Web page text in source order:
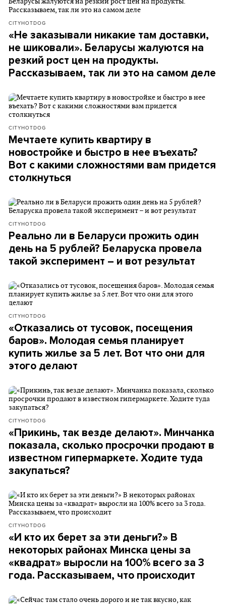
CITYHOTDOG
«Не заказывали никакие там доставки,
не шиковали». Беларусы жалуются на
резкий рост цен на продукты.
Рассказываем, так ли это на самом деле
CITYHOTDOG
Мечтаете купить квартиру в
новостройке и быстро в нее въехать?
Вот с какими сложностями вам придется
столкнуться
CITYHOTDOG
Реально ли в Беларуси прожить один
день на 5 рублей? Беларуска провела
такой эксперимент – и вот результат
CITYHOTDOG
«Отказались от тусовок, посещения
баров». Молодая семья планирует
купить жилье за 5 лет. Вот что они для
этого делают
CITYHOTDOG
«Прикинь, так везде делают». Минчанка
показала, сколько просрочки продают в
известном гипермаркете. Ходите туда
закупаться?
CITYHOTDOG
«И кто их берет за эти деньги?» В
некоторых районах Минска цены за
«квадрат» выросли на 100% всего за 3
года. Рассказываем, что происходит